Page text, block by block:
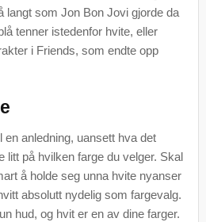
langt som Jon Bon Jovi gjorde da
tenner istedenfor hvite, eller
i Friends, som endte opp
en anledning, uansett hva det
på hvilken farge du velger. Skal
å holde seg unna hvite nyanser
absolutt nydelig som fargevalg.
hud, og hvit er en av dine farger.